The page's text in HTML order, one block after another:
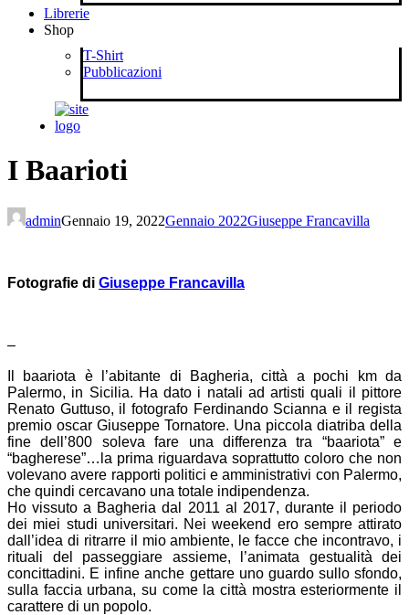
Librerie
Shop
T-Shirt
Pubblicazioni
I Baarioti
adminGennaio 19, 2022Gennaio 2022Giuseppe Francavilla
Fotografie di Giuseppe Francavilla
–
Il baariota è l’abitante di Bagheria, città a pochi km da
Palermo, in Sicilia. Ha dato i natali ad artisti quali il pittore
Renato Guttuso, il fotografo Ferdinando Scianna e il regista
premio oscar Giuseppe Tornatore. Una piccola diatriba della
fine dell’800 soleva fare una differenza tra “baariota” e
“bagherese”…la prima riguardava soprattutto coloro che non
volevano avere rapporti politici e amministrativi con Palermo,
che quindi cercavano una totale indipendenza.
Ho vissuto a Bagheria dal 2011 al 2017, durante il periodo
dei miei studi universitari. Nei weekend ero sempre attirato
dall’idea di ritrarre il mio ambiente, le facce che incontravo, i
rituali del passeggiare assieme, l’animata gestualità dei
concittadini. E infine anche gettare uno guardo sullo sfondo,
sulla faccia urbana, su come la città mostra esteriormente il
carattere di un popolo.